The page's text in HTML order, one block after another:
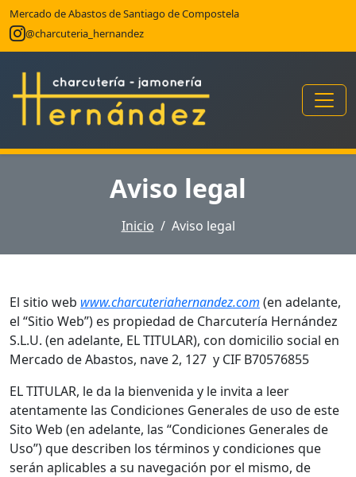
Mercado de Abastos de Santiago de Compostela
@charcuteria_hernandez
Aviso legal
Inicio Aviso legal
El sitio web www.charcuteriahernandez.com (en adelante,
el “Sitio Web”) es propiedad de Charcutería Hernández
S.L.U. (en adelante, EL TITULAR), con domicilio social en
Mercado de Abastos, nave 2, 127 y CIF B70576855
EL TITULAR, le da la bienvenida y le invita a leer
atentamente las Condiciones Generales de uso de este
Sito Web (en adelante, las “Condiciones Generales de
Uso”) que describen los términos y condiciones que
serán aplicables a su navegación por el mismo, de